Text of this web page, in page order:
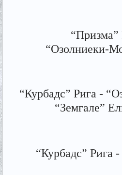
“Призма”
“Озолниеки-
“Курбадс” Рига -
“Земгале”
“Курбадс” Рига